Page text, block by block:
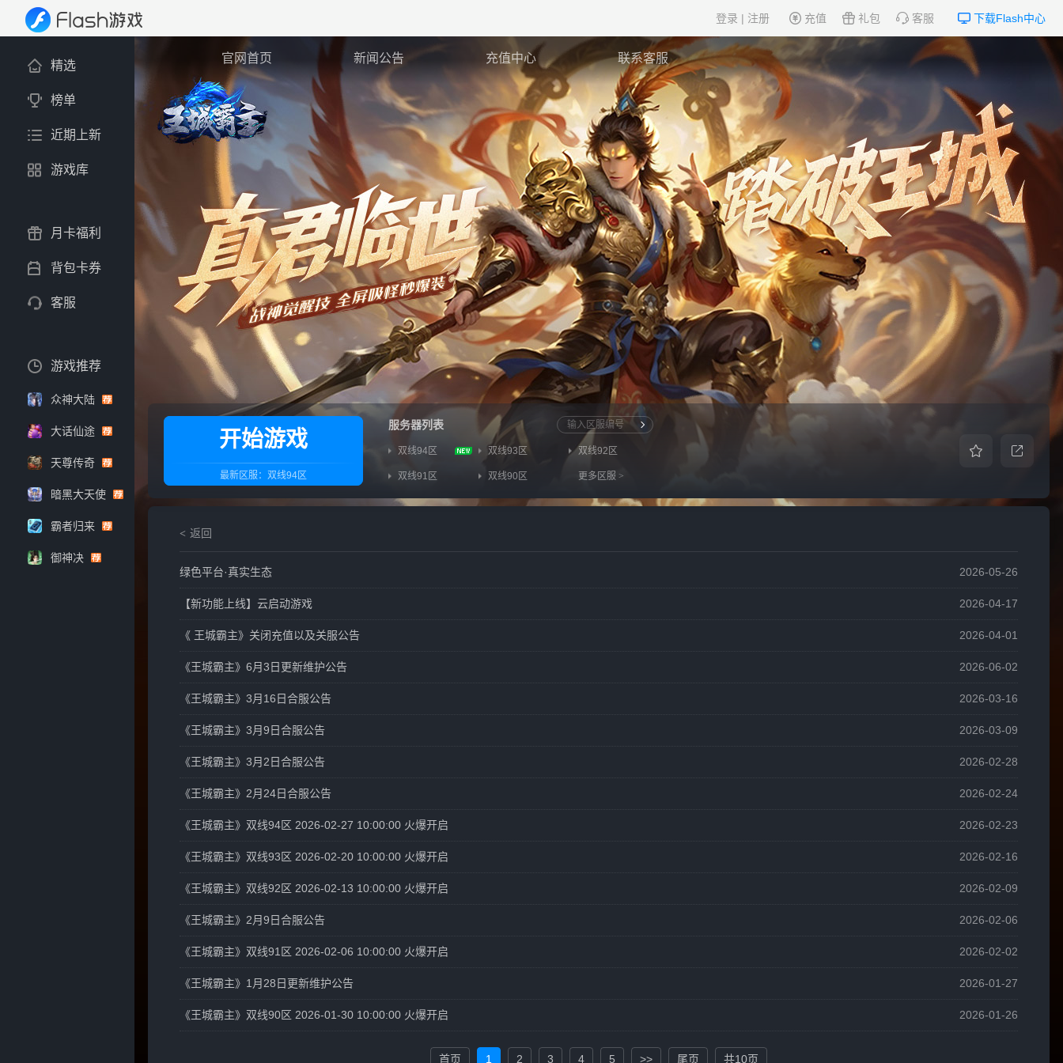
下载Flash中心
客服
礼包
充值
登录 | 注册
官网首页 新闻公告 充值中心 联系客服
开始游戏
最新区服： 双线94区
服务器列表
双线94区 双线93区 双线92区
双线91区 双线90区 更多区服 >
返回
2026-05-26
绿色平台·真实生态
2026-04-17
【新功能上线】云启动游戏
2026-04-01
《 王城霸主》关闭充值以及关服公告
2026-06-02
《王城霸主》6月3日更新维护公告
2026-03-16
《王城霸主》3月16日合服公告
2026-03-09
《王城霸主》3月9日合服公告
2026-02-28
《王城霸主》3月2日合服公告
2026-02-24
《王城霸主》2月24日合服公告
2026-02-23
《王城霸主》双线94区 2026-02-27 10:00:00 火爆开启
2026-02-16
《王城霸主》双线93区 2026-02-20 10:00:00 火爆开启
2026-02-09
《王城霸主》双线92区 2026-02-13 10:00:00 火爆开启
2026-02-06
《王城霸主》2月9日合服公告
2026-02-02
《王城霸主》双线91区 2026-02-06 10:00:00 火爆开启
2026-01-27
《王城霸主》1月28日更新维护公告
2026-01-26
《王城霸主》双线90区 2026-01-30 10:00:00 火爆开启
首页 1 2 3 4 5 >> 尾页 共10页
精选
榜单
近期上新
游戏库
月卡福利
背包卡券
客服
游戏推荐
众神大陆
大话仙途
天尊传奇
暗黑大天使
霸者归来
御神决